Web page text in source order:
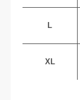
L
XL